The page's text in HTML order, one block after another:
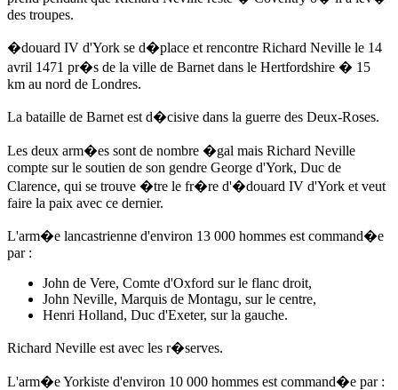
des troupes.
�douard IV d'York se d�place et rencontre Richard Neville le 14
avril 1471 pr�s de la ville de Barnet dans le Hertfordshire � 15
km au nord de Londres.
La bataille de Barnet est d�cisive dans la guerre des Deux-Roses.
Les deux arm�es sont de nombre �gal mais Richard Neville
compte sur le soutien de son gendre George d'York, Duc de
Clarence, qui se trouve �tre le fr�re d'�douard IV d'York et veut
faire la paix avec ce dernier.
L'arm�e lancastrienne d'environ 13 000 hommes est command�e
par :
John de Vere, Comte d'Oxford sur le flanc droit,
John Neville, Marquis de Montagu, sur le centre,
Henri Holland, Duc d'Exeter, sur la gauche.
Richard Neville est avec les r�serves.
L'arm�e Yorkiste d'environ 10 000 hommes est command�e par :